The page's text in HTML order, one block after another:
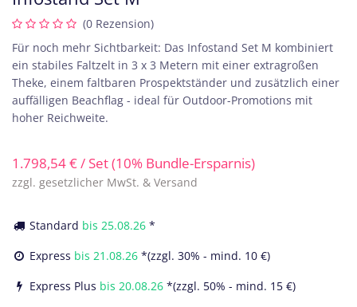
(0 Rezension)
Für noch mehr Sichtbarkeit: Das Infostand Set M kombiniert
ein stabiles Faltzelt in 3 x 3 Metern mit einer extragroßen
Theke, einem faltbaren Prospektständer und zusätzlich einer
auffälligen Beachflag - ideal für Outdoor-Promotions mit
hoher Reichweite.
1.798,54€/ Set (10% Bundle-Ersparnis)
zzgl. gesetzlicher MwSt. & Versand
Standard bis 25.08.26 *
Express bis 21.08.26 *(zzgl. 30% - mind. 10 €)
Express Plus bis 20.08.26 *(zzgl. 50% - mind. 15 €)